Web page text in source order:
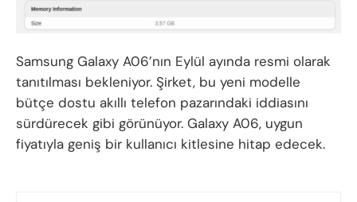
Samsung Galaxy A06’nın Eylül ayında resmi olarak
tanıtılması bekleniyor. Şirket, bu yeni modelle
bütçe dostu akıllı telefon pazarındaki iddiasını
sürdürecek gibi görünüyor. Galaxy A06, uygun
fiyatıyla geniş bir kullanıcı kitlesine hitap edecek.